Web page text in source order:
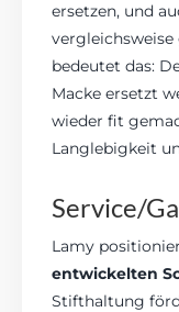
ersetzen, und
vergleichsweise
bedeutet das:
Macke ersetzt
wieder fit
Langlebigkeit
Service/
Lamy
entwickelten
Stifthaltung